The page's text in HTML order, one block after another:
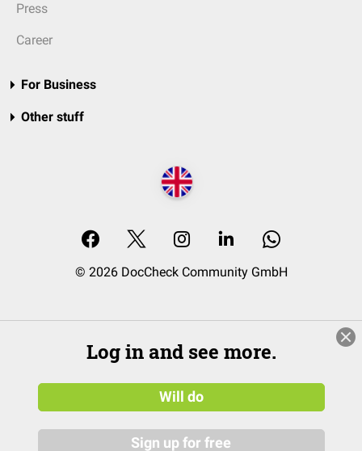
Press
Career
For Business
Other stuff
© 2026 DocCheck Community GmbH
Log in and see more.
Will do
Sign up for free